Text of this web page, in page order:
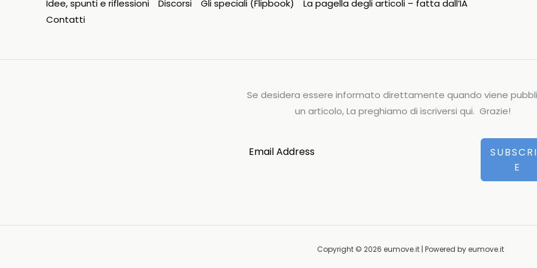
Idee, spunti e riflessioni Discorsi Gli speciali (Flipbook)
La pagella degli articoli – fatta dall’IA
Contatti
Se desidera essere informato direttamente quando viene
un articolo, La preghiamo di iscriversi qui. Grazie!
E
Copyright © 2026 eumove.it | Powered by eumove.it